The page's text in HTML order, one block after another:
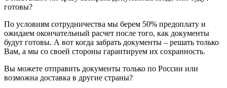
готовы?
По условиям сотрудничества мы берем 50% предоплату и
ожидаем окончательный расчет после того, как документы
будут готовы. А вот когда забрать документы – решать только
Вам, а мы со своей стороны гарантируем их сохранность.
Вы можете отправить документы только по России или
возможна доставка в другие страны?